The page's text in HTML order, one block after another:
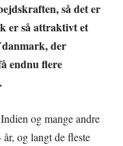
så det er
er så attraktivt et
der
endnu flere
og mange andre
og langt de fleste